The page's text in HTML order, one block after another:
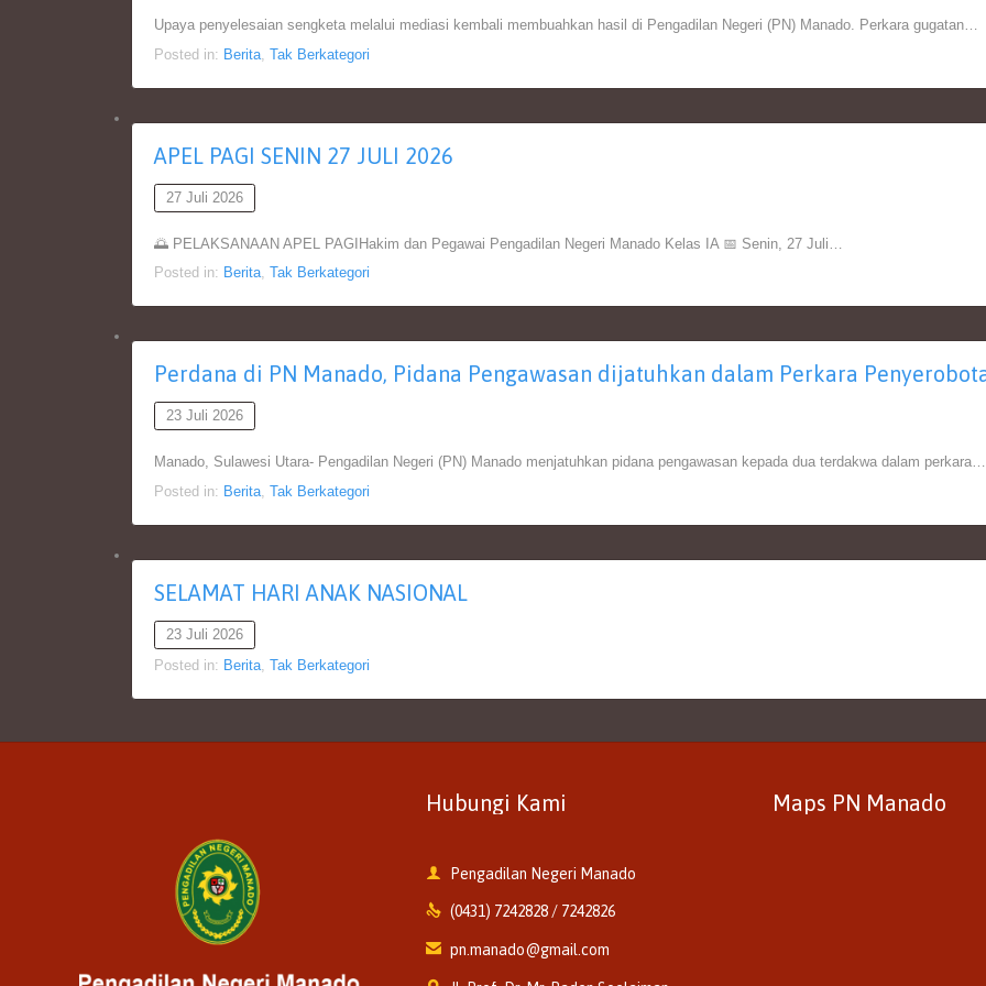
Upaya penyelesaian sengketa melalui mediasi kembali membuahkan hasil di Pengadilan Negeri (PN) Manado. Perkara gugatan…
Posted in: Berita, Tak Berkategori
APEL PAGI SENIN 27 JULI 2026
27 Juli 2026
🌅 PELAKSANAAN APEL PAGIHakim dan Pegawai Pengadilan Negeri Manado Kelas IA 📅 Senin, 27 Juli…
Posted in: Berita, Tak Berkategori
Perdana di PN Manado, Pidana Pengawasan dijatuhkan dalam Perkara
23 Juli 2026
Manado, Sulawesi Utara- Pengadilan Negeri (PN) Manado menjatuhkan pidana pengawasan kepada dua terdakwa dalam perkara…
Posted in: Berita, Tak Berkategori
SELAMAT HARI ANAK NASIONAL
23 Juli 2026
Posted in: Berita, Tak Berkategori
Hubungi Kami
 Pengadilan Negeri Manado
 (0431) 7242828 / 7242826
 pn.manado@gmail.com
Maps PN Manado